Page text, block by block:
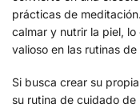
prácticas de
calmar y nutrir la piel,
valioso en las rutinas
Si busca crear su
su rutina de cuidado